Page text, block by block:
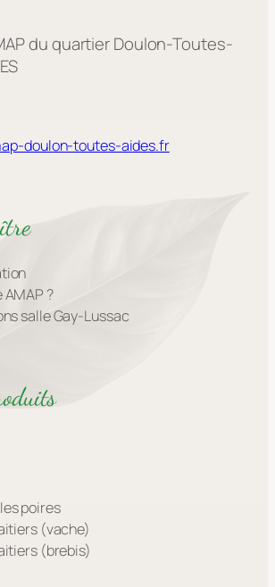
du quartier Doulon-Toutes-
doulon-toutes-aides.fr
AMAP ?
salle Gay-Lussac
poires
(vache)
(brebis)